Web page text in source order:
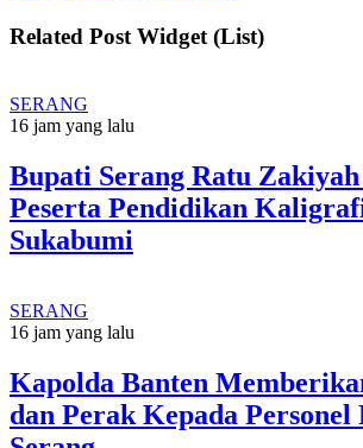
Related Post Widget (List)
SERANG
16 jam yang lalu
Bupati Serang Ratu Zakiyah
Peserta Pendidikan
Sukabumi
SERANG
16 jam yang lalu
Kapolda Banten
dan Perak Kepada Personel